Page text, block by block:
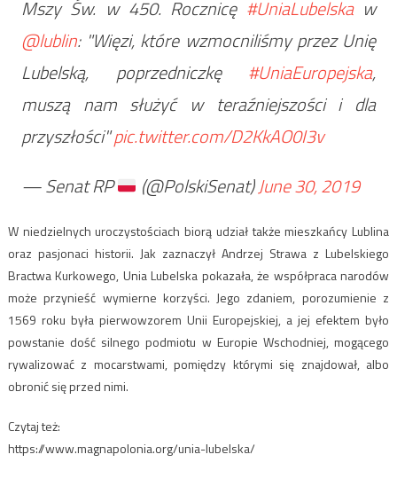
Mszy Św. w 450. Rocznicę #UniaLubelskaw
@lublin: "Więzi, które wzmocniliśmy przez Unię
Lubelską, poprzedniczkę #UniaEuropejska,
muszą nam służyć w teraźniejszości i dla
przyszłości"pic.twitter.com/D2KkAO0I3v
— Senat RP
(@PolskiSenat)June 30, 2019
W niedzielnych uroczystościach biorą udział także mieszkańcy Lublina
oraz pasjonaci historii. Jak zaznaczył Andrzej Strawa z Lubelskiego
Bractwa Kurkowego, Unia Lubelska pokazała, że współpraca narodów
może przynieść wymierne korzyści. Jego zdaniem, porozumienie z
1569 roku była pierwowzorem Unii Europejskiej, a jej efektem było
powstanie dość silnego podmiotu w Europie Wschodniej, mogącego
rywalizować z mocarstwami, pomiędzy którymi się znajdował, albo
obronić się przed nimi.
Czytaj też:
https://www.magnapolonia.org/unia-lubelska/